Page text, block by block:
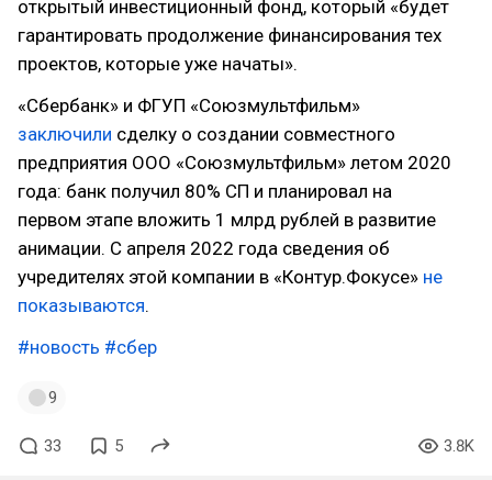
открытый инвестиционный фонд, который «будет
гарантировать продолжение финансирования тех
проектов, которые уже начаты».
«Сбербанк» и ФГУП «Союзмультфильм»
заключили сделку о создании совместного
предприятия ООО «Союзмультфильм» летом 2020
года: банк получил 80% СП и планировал на
первом этапе вложить 1 млрд рублей в развитие
анимации. С апреля 2022 года сведения об
учредителях этой компании в «Контур.Фокусе» не
показываются.
#новость #сбер
9
33 5 3.8K